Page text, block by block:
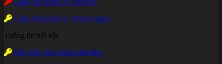
Làm chìa khóa xe Volkswagen
Thông tin nổi bật
Đổi mẫu chìa khoá cảm ứng